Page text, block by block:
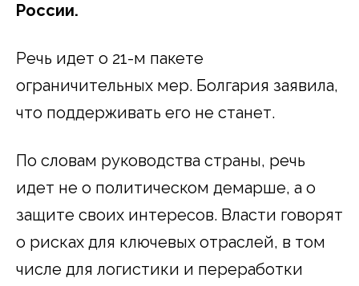
России.
Речь идет о 21-м пакете
ограничительных мер. Болгария заявила,
что поддерживать его не станет.
По словам руководства страны, речь
идет не о политическом демарше, а о
защите своих интересов. Власти говорят
о рисках для ключевых отраслей, в том
числе для логистики и переработки